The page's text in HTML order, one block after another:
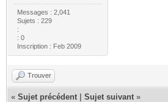
Messages : 2,041
Sujets : 229
:
: 0
Inscription : Feb 2009
Trouver
« Sujet précédent Sujet suivant »